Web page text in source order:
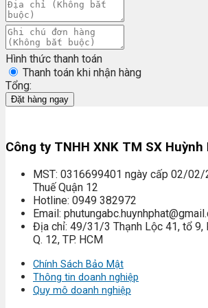
Hình thức thanh toán
Thanh toán khi nhận hàng
Tổng:
Đặt hàng ngay
Công ty TNHH XNK TM SX Huỳnh
MST: 0316699401 ngày cấp 02/
Thuế Quận 12
Hotline: 0949 382972
Email:
Địa chỉ: 49/31/3 Thạnh Lộc 41, tổ 9,
Q. 12, TP. HCM
Chính Sách Bảo Mật
Thông tin doanh nghiệp
Quy mô doanh nghiệp